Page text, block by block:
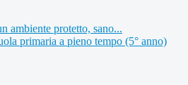
ambiente protetto, sano...
primaria a pieno tempo (5° anno)